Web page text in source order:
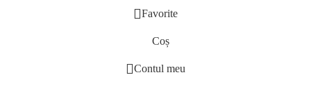
Favorite
Coș
Contul meu